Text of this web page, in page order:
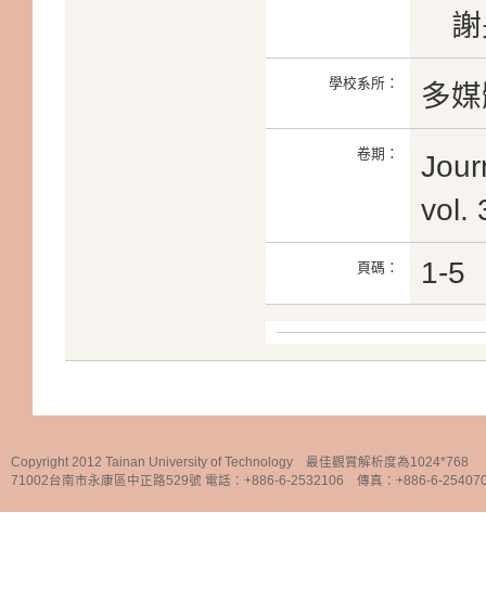
謝
學校系所： 多
卷期：
vol.
頁碼： 1-5
Copyright 2012 Tainan University of Technology 最佳觀賞解析度為1024*768
71002台南市永康區中正路529號 電話：+886-6-2532106 傳真：+886-6-